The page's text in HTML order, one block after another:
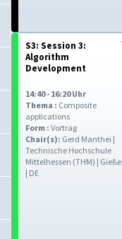
S3: Session 3:
Algorithm
Development
14:40 - 16:20 Uhr
Thema : Composite
applications
Form : Vortrag
Chair(s): Gerd Manthei |
Technische Hochschule
Mittelhessen (THM) |
| DE